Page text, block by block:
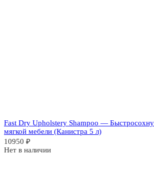
Fast Dry Upholstery Shampoo —
мягкой мебели (Канистра 5 л)
10950 ₽
Нет в наличии